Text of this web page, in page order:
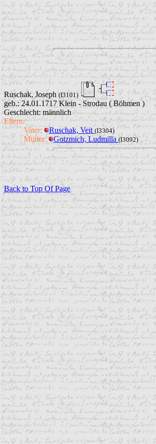
Ruschak, Joseph(I3101)
geb.: 24.01.1717 Klein - Strodau ( Böhmen )
Geschlecht: männlich
Eltern:
Vater:
Ruschak, Veit (I3304)
Mutter: Gotzmich, Ludmilla (I3092)
Back to Top Of Page